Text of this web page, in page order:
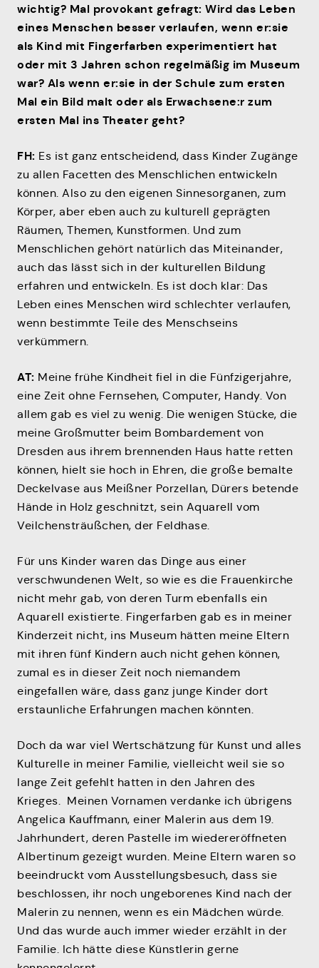
wichtig? Mal provokant gefragt: Wird das Leben
eines Menschen besser verlaufen, wenn er:sie
als Kind mit Fingerfarben experimentiert hat
oder mit 3 Jahren schon regelmäßig im Museum
war? Als wenn er:sie in der Schule zum ersten
Mal ein Bild malt oder als Erwachsene:r zum
ersten Mal ins Theater geht?
FH: Es ist ganz entscheidend, dass Kinder Zugänge
zu allen Facetten des Menschlichen entwickeln
können. Also zu den eigenen Sinnesorganen, zum
Körper, aber eben auch zu kulturell geprägten
Räumen, Themen, Kunstformen. Und zum
Menschlichen gehört natürlich das Miteinander,
auch das lässt sich in der kulturellen Bildung
erfahren und entwickeln. Es ist doch klar: Das
Leben eines Menschen wird schlechter verlaufen,
wenn bestimmte Teile des Menschseins
verkümmern.
AT: Meine frühe Kindheit fiel in die Fünfzigerjahre,
eine Zeit ohne Fernsehen, Computer, Handy. Von
allem gab es viel zu wenig. Die wenigen Stücke, die
meine Großmutter beim Bombardement von
Dresden aus ihrem brennenden Haus hatte retten
können, hielt sie hoch in Ehren, die große bemalte
Deckelvase aus Meißner Porzellan, Dürers betende
Hände in Holz geschnitzt, sein Aquarell vom
Veilchensträußchen, der Feldhase.
Für uns Kinder waren das Dinge aus einer
verschwundenen Welt, so wie es die Frauenkirche
nicht mehr gab, von deren Turm ebenfalls ein
Aquarell existierte. Fingerfarben gab es in meiner
Kinderzeit nicht, ins Museum hätten meine Eltern
mit ihren fünf Kindern auch nicht gehen können,
zumal es in dieser Zeit noch niemandem
eingefallen wäre, dass ganz junge Kinder dort
erstaunliche Erfahrungen machen könnten.
Doch da war viel Wertschätzung für Kunst und alles
Kulturelle in meiner Familie, vielleicht weil sie so
lange Zeit gefehlt hatten in den Jahren des
Krieges. Meinen Vornamen verdanke ich übrigens
Angelica Kauffmann, einer Malerin aus dem 19.
Jahrhundert, deren Pastelle im wiedereröffneten
Albertinum gezeigt wurden. Meine Eltern waren so
beeindruckt vom Ausstellungsbesuch, dass sie
beschlossen, ihr noch ungeborenes Kind nach der
Malerin zu nennen, wenn es ein Mädchen würde.
Und das wurde auch immer wieder erzählt in der
Familie. Ich hätte diese Künstlerin gerne